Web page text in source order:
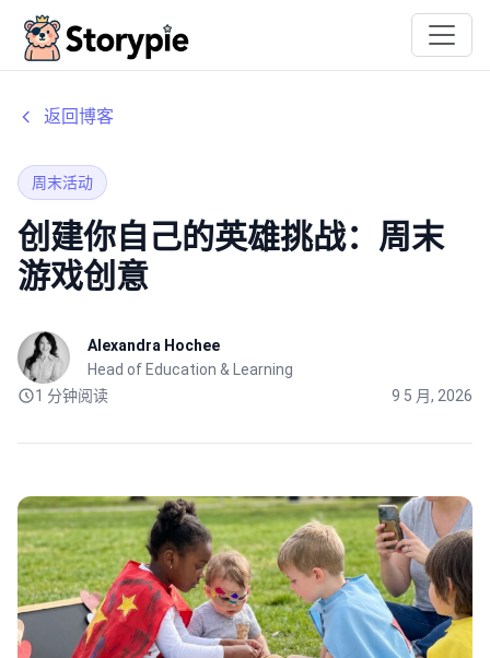
返回博客
周末活动
创建你自己的英雄挑战：周末
游戏创意
Alexandra Hochee
Head of Education & Learning
1 分钟阅读
9 5 月, 2026